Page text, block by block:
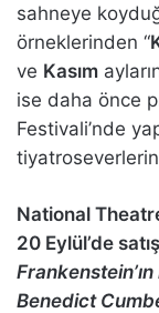
sahneye
örneklerinden “
ve Kasım
ise daha önce
Festivali’nde
tiyatroseverlerin
National
20 Eylül’de
Benedict